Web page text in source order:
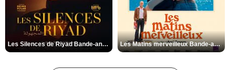
Les Silences de Riyad Bande-annonce VO STFR Les Matins merveilleux Bande-annonce VF